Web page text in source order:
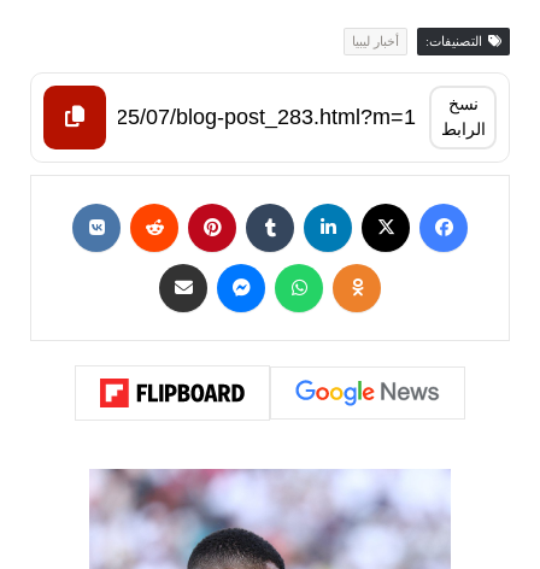
التصنيفات: أخبار ليبيا
نسخ
الرابط